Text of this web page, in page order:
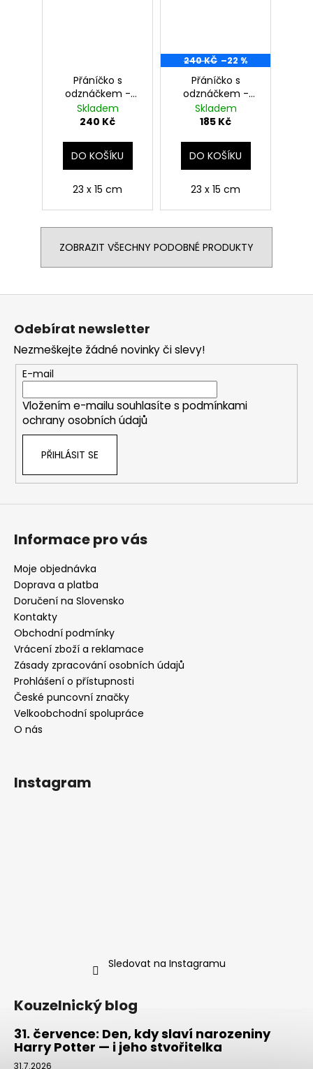
Přáníčko s
odznáčkem -
Harry Potter
Skladem
240 Kč
DO KOŠÍKU
23 x 15 cm
240 KČ –22 %
Přáníčko s
odznáčkem -
Dobby, Harry
Potter
Skladem
185 Kč
DO KOŠÍKU
23 x 15 cm
ZOBRAZIT VŠECHNY PODOBNÉ PRODUKTY
Z
Odebírat newsletter
Nezmeškejte žádné novinky či slevy!
E-mail
Vložením e-mailu souhlasíte s podmínkami
ochrany osobních údajů
PŘIHLÁSIT SE
Informace pro vás
Moje objednávka
Doprava a platba
Doručení na Slovensko
Kontakty
Obchodní podmínky
Vrácení zboží a reklamace
Zásady zpracování osobních údajů
Prohlášení o přístupnosti
České puncovní značky
Velkoobchodní spolupráce
O nás
Instagram
Sledovat na Instagramu
Kouzelnický blog
31. července: Den, kdy slaví narozeniny
Harry Potter — i jeho stvořitelka
31.7.2026